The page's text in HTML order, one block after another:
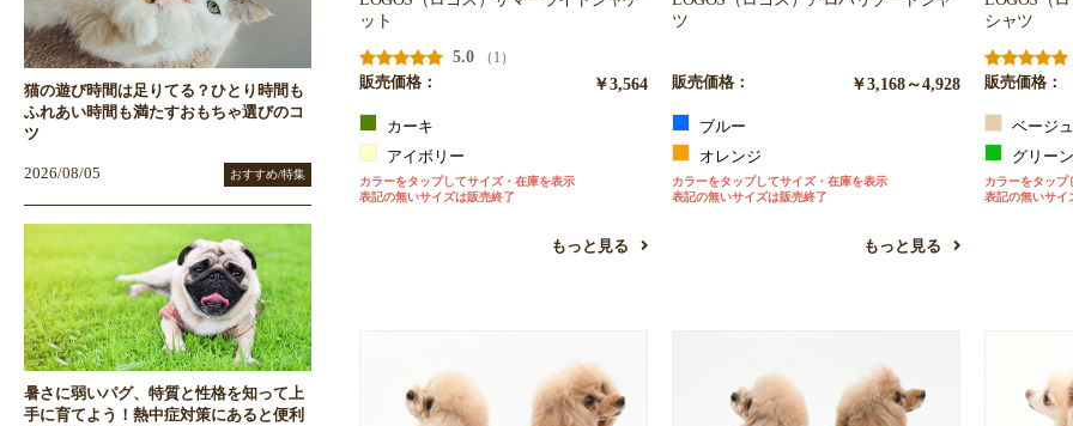
ット
5.0
（1）
販売価格：
￥3,564
カーキ
アイボリー
カラーをタップしてサイズ・在庫を表示
表記の無いサイズは販売終了
もっと見る
ツ
販売価格： ￥3,168～4,928
ブルー
オレンジ
カラーをタップしてサイズ・在庫を表示
表記の無いサイズは販売終了
もっと見る
シャツ
販売価格：
ベージュ
グリーン
カラーをタップ
表記の無いサイ
猫の遊び時間は足りてる？ひとり時間も
ふれあい時間も満たすおもちゃ選びのコ
ツ
2026/08/05 おすすめ/特集
暑さに弱いパグ、特質と性格を知って上
手に育てよう！熱中症対策にあると便利